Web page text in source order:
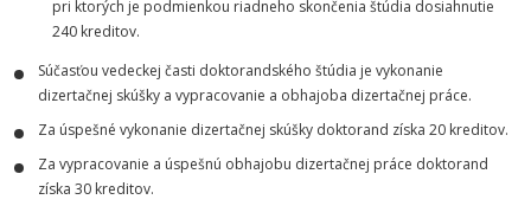
pri ktorých je podmienkou riadneho skončenia štúdia dosiahnutie
240 kreditov.
Súčasťou vedeckej časti doktorandského štúdia je vykonanie
dizertačnej skúšky a vypracovanie a obhajoba dizertačnej práce.
Za úspešné vykonanie dizertačnej skúšky doktorand získa 20 kreditov.
Za vypracovanie a úspešnú obhajobu dizertačnej práce doktorand
získa 30 kreditov.